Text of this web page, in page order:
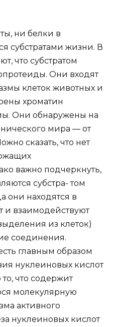
ни белки в
субстратами жизни. В
что субстратом
Они входят
клеток животных и
хроматин
Они обнаружены на
мира — от
сказать, что нет
важно подчеркнуть,
субстра- том
они находятся в
и взаимодействуют
из клеток)
соединения.
главным образом
нуклеиновых кислот
что содержит
молекулярную
активного
нуклеиновых кислот